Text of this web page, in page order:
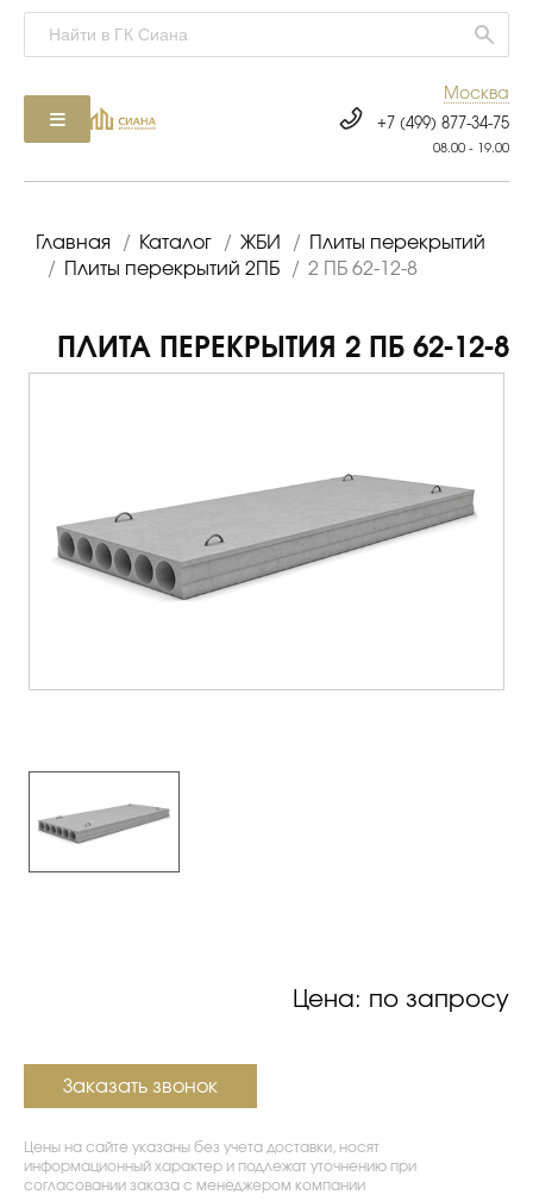
Москва
+7 (499) 877-34-75
08.00 - 19.00
Главная / Каталог / ЖБИ /
Плиты перекрытий
/
Плиты перекрытий 2ПБ / 2 ПБ 62-12-8
ПЛИТА ПЕРЕКРЫТИЯ 2 ПБ 62-12-8
Цена: по запросу
Заказать звонок
Цены на сайте указаны без учета доставки, носят
информационный характер и подлежат уточнению при
согласовании заказа с менеджером компании